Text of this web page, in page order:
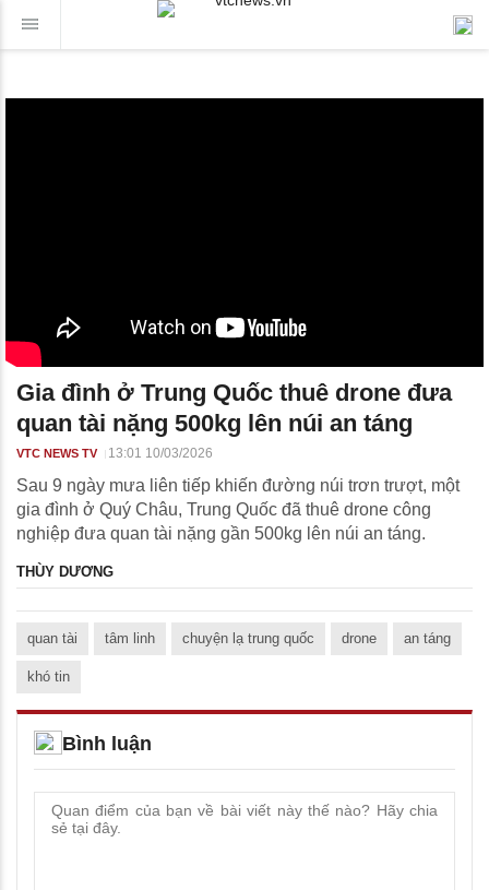
Gia đình ở Trung Quốc thuê drone đưa
quan tài nặng 500kg lên núi an táng
VTC NEWS TV 13:01 10/03/2026
Sau 9 ngày mưa liên tiếp khiến đường núi trơn trượt, một
gia đình ở Quý Châu, Trung Quốc đã thuê drone công
nghiệp đưa quan tài nặng gần 500kg lên núi an táng.
THÙY DƯƠNG
quan tài tâm linh chuyện lạ trung quốc drone an táng
khó tin
Bình luận